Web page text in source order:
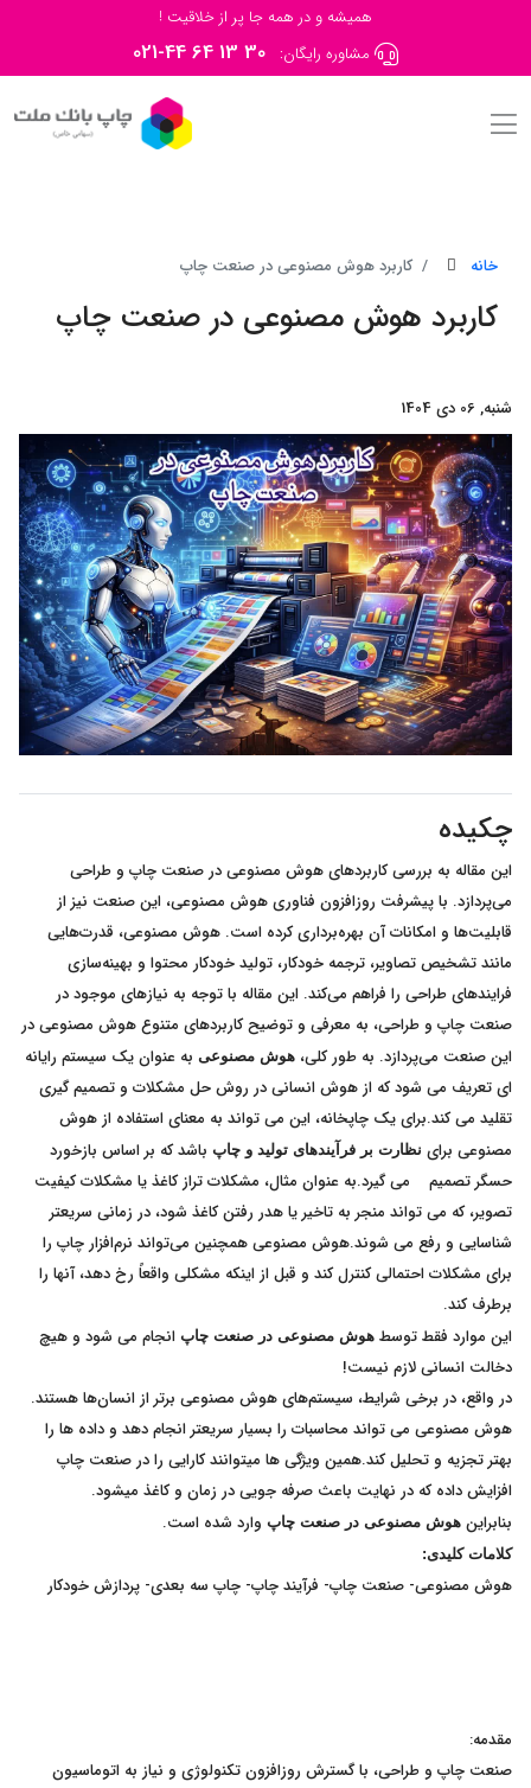
همیشه و در همه جا پر از خلاقیت !
مشاوره رایگان: 021-44 64 13 30
خانه کاربرد هوش مصنوعی در صنعت چاپ
کاربرد هوش مصنوعی در صنعت چاپ
شنبه, 06 دی 1404
چکیده
این مقاله به بررسی کاربردهای هوش مصنوعی در صنعت چاپ و طراحی
می‌پردازد. با پیشرفت روزافزون فناوری هوش مصنوعی، این صنعت نیز از
قابلیت‌ها و امکانات آن بهره‌برداری کرده است. هوش مصنوعی، قدرت‌هایی
مانند تشخیص تصاویر، ترجمه خودکار، تولید خودکار محتوا و بهینه‌سازی
فرایندهای طراحی را فراهم می‌کند. این مقاله با توجه به نیازهای موجود در
صنعت چاپ و طراحی، به معرفی و توضیح کاربردهای متنوع هوش مصنوعی در
این صنعت می‌پردازد. به طور کلی، هوش مصنوعی به عنوان یک سیستم رایانه
ای تعریف می شود که از هوش انسانی در روش حل مشکلات و تصمیم گیری
تقلید می کند.برای یک چاپخانه، این می تواند به معنای استفاده از هوش
مصنوعی برای نظارت بر فرآیندهای تولید و چاپ باشد که بر اساس بازخورد
حسگر تصمیم می گیرد.به عنوان مثال، مشکلات تراز کاغذ یا مشکلات کیفیت
تصویر، که می تواند منجر به تاخیر یا هدر رفتن کاغذ شود، در زمانی سریعتر
شناسایی و رفع می شوند.هوش مصنوعی همچنین می‌تواند نرم‌افزار چاپ را
برای مشکلات احتمالی کنترل کند و قبل از اینکه مشکلی واقعاً رخ دهد، آنها را
برطرف کند.
این موارد فقط توسط هوش مصنوعی در صنعت چاپ انجام می شود و هیچ
دخالت انسانی لازم نیست!
در واقع، در برخی شرایط، سیستم‌های هوش مصنوعی برتر از انسان‌ها هستند.
هوش مصنوعی می تواند محاسبات را بسیار سریعتر انجام دهد و داده ها را
بهتر تجزیه و تحلیل کند.همین ویژگی ها میتوانند کارایی را در صنعت چاپ
افزایش داده که در نهایت باعث صرفه جویی در زمان و کاغذ میشود.
بنابراین هوش مصنوعی در صنعت چاپ وارد شده است.
کلامات کلیدی:
هوش مصنوعی- صنعت چاپ- فرآیند چاپ- چاپ سه بعدی- پردازش خودکار
مقدمه:
صنعت چاپ و طراحی، با گسترش روزافزون تکنولوژی و نیاز به اتوماسیون